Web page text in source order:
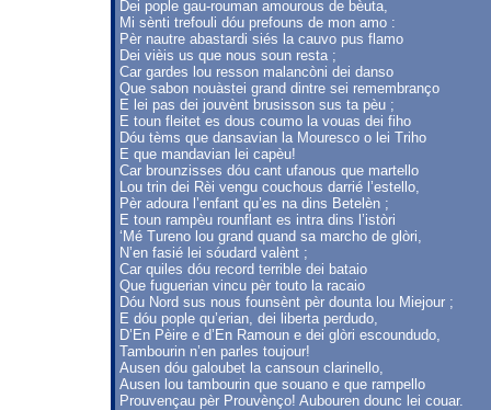
Dei pople gau-rouman amourous de bèuta,
Mi sènti trefouli dóu prefouns de mon amo :
Pèr nautre abastardi siés la cauvo pus flamo
Dei vièis us que nous soun resta ;
Car gardes lou resson malancòni dei danso
Que sabon nouàstei grand dintre sei remembranço
E lei pas dei jouvènt brusisson sus ta pèu ;
E toun fleitet es dous coumo la vouas dei fiho
Dóu tèms que dansavian la Mouresco o lei Triho
E que mandavian lei capèu!
Car brounzisses dóu cant ufanous que martello
Lou trin dei Rèi vengu couchous darrié l’estello,
Pèr adoura l’enfant qu’es na dins Betelèn ;
E toun rampèu rounflant es intra dins l’istòri
‘Mé Tureno lou grand quand sa marcho de glòri,
N’en fasié lei sóudard valènt ;
Car quiles dóu record terrible dei bataio
Que fuguerian vincu pèr touto la racaio
Dóu Nord sus nous founsènt pèr dounta lou Miejour ;
E dóu pople qu’erian, dei liberta perdudo,
D’En Pèire e d’En Ramoun e dei glòri escoundudo,
Tambourin n’en parles toujour!
Ausen dóu galoubet la cansoun clarinello,
Ausen lou tambourin que souano e que rampello
Prouvençau pèr Prouvènço! Aubouren dounc lei couar.